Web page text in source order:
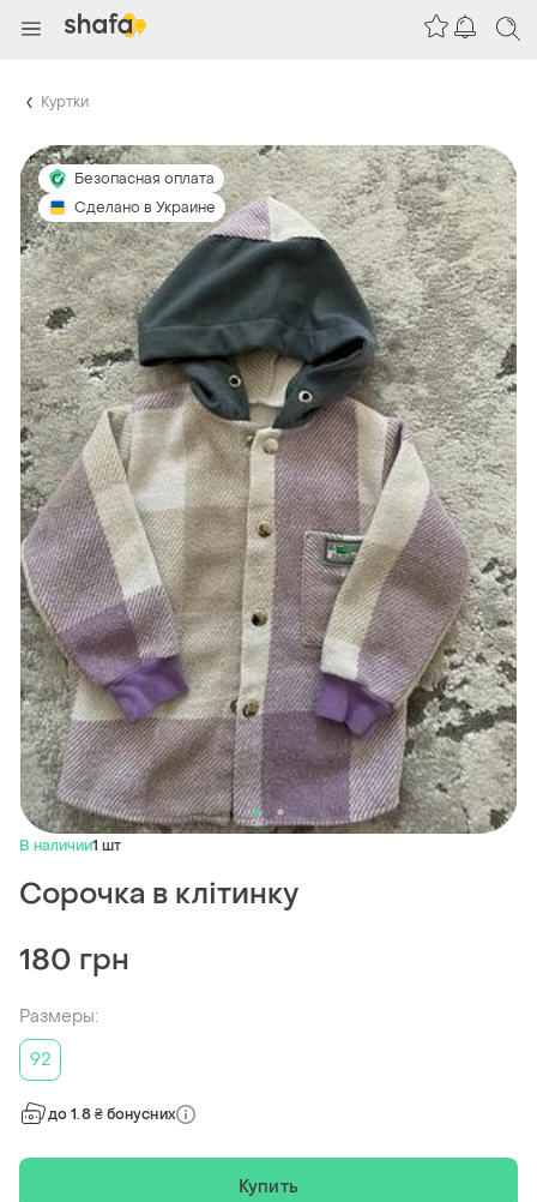
Куртки
Безопасная оплата
Сделано в Украине
В наличии1 шт
Сорочка в клітинку
180 грн
Размеры:
92
до 1.8 ₴ бонусних
Купить